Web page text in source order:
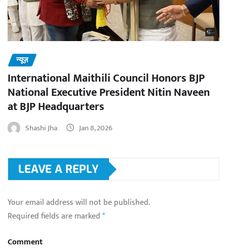
न्यूज़
International Maithili Council Honors BJP
National Executive President Nitin Naveen
at BJP Headquarters
Shashi Jha Jan 8, 2026
LEAVE A REPLY
Your email address will not be published.
Required fields are marked*
Comment